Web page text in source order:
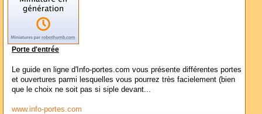
Porte d'entrée
Le guide en ligne d'Info-portes.com vous présente différentes portes
et ouvertures parmi lesquelles vous pourrez très facielement (bien
que le choix ne soit pas si siple devant...
www.info-portes.com